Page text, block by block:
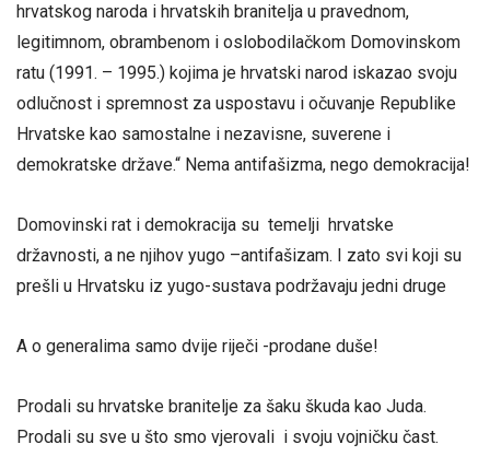
hrvatskog naroda i hrvatskih branitelja u pravednom,
legitimnom, obrambenom i oslobodilačkom Domovinskom
ratu (1991. – 1995.) kojima je hrvatski narod iskazao svoju
odlučnost i spremnost za uspostavu i očuvanje Republike
Hrvatske kao samostalne i nezavisne, suverene i
demokratske države.“ Nema antifašizma, nego demokracija!
Domovinski rat i demokracija su temelji hrvatske
državnosti, a ne njihov yugo –antifašizam. I zato svi koji su
prešli u Hrvatsku iz yugo-sustava podržavaju jedni druge
A o generalima samo dvije riječi -prodane duše!
Prodali su hrvatske branitelje za šaku škuda kao Juda.
Prodali su sve u što smo vjerovali i svoju vojničku čast.